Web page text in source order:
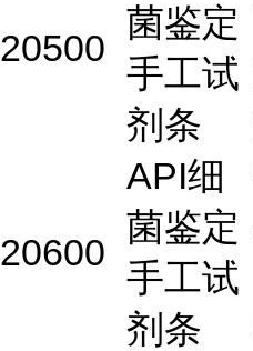
20500
菌鉴定
手工试
剂条
20600
API细
菌鉴定
手工试
剂条